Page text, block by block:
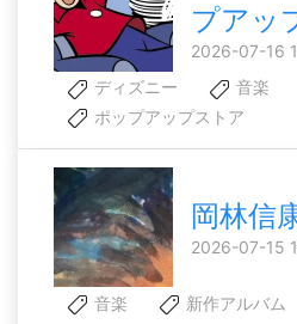
プアッ
2026-07-16
ディズニー
音楽
ポップアップストア
岡林信
2026-07-15
音楽 新作アルバム